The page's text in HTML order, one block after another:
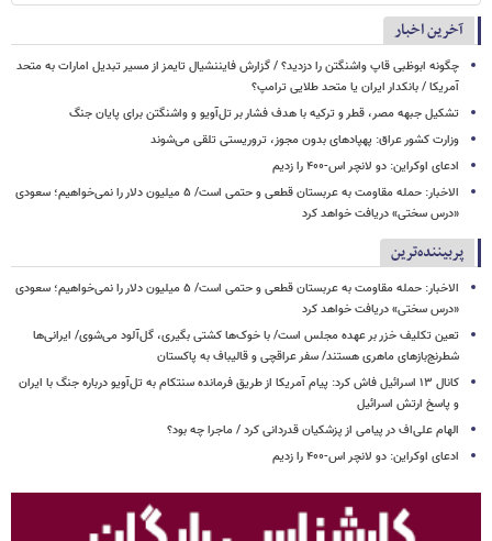
آخرین اخبار
چگونه ابوظبی قاپ واشنگتن را دزدید؟ / گزارش فایننشیال تایمز از مسیر تبدیل امارات به متحد
آمریکا / بانکدار ایران یا متحد طلایی ترامپ؟
تشکیل جبهه‌ مصر، قطر و ترکیه با هدف فشار بر تل‌آویو و واشنگتن برای پایان جنگ
وزارت کشور عراق: پهپادهای بدون مجوز، تروریستی تلقی می‌شوند
ادعای اوکراین: دو لانچر اس-۴۰۰ را زدیم
الاخبار: حمله مقاومت به عربستان قطعی و حتمی است/ ۵ میلیون دلار را نمی‌خواهیم؛ سعودی
«درس سختی» دریافت خواهد کرد
پربیننده‌ترین
الاخبار: حمله مقاومت به عربستان قطعی و حتمی است/ ۵ میلیون دلار را نمی‌خواهیم؛ سعودی
«درس سختی» دریافت خواهد کرد
تعین تکلیف خزر بر عهده مجلس است/ با خوک‌ها کشتی بگیری، گل‌آلود می‌شوی/ ایرانی‌ها
شطرنج‌بازهای ماهری هستند/ سفر عراقچی و قالیباف به پاکستان
کانال ۱۳ اسرائیل فاش کرد: پیام آمریکا از طریق فرمانده سنتکام به تل‌آویو درباره جنگ با ایران
و پاسخ ارتش اسرائیل
الهام علی‌اف در پیامی از پزشکیان قدردانی کرد / ماجرا چه بود؟
ادعای اوکراین: دو لانچر اس-۴۰۰ را زدیم